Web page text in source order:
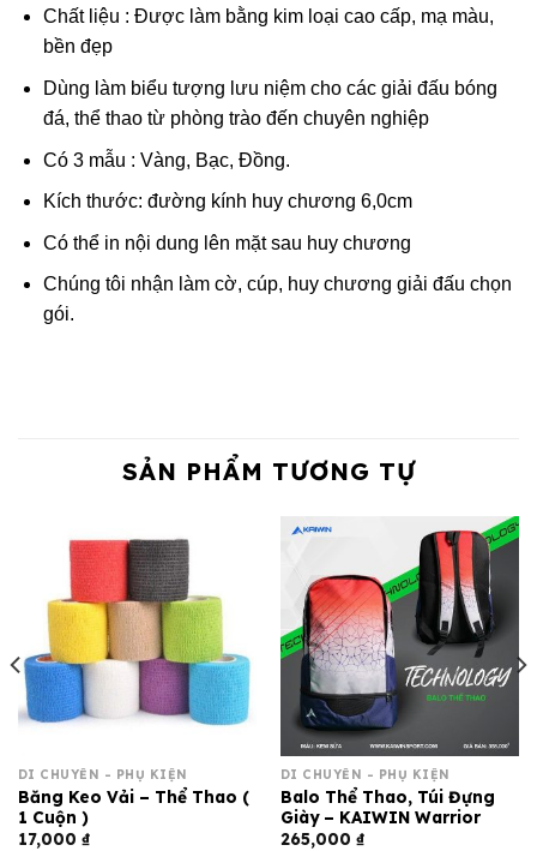
Chất liệu : Được làm bằng kim loại cao cấp, mạ màu,
bền đẹp
Dùng làm biểu tượng lưu niệm cho các giải đấu bóng
đá, thể thao từ phòng trào đến chuyên nghiệp
Có 3 mẫu : Vàng, Bạc, Đồng.
Kích thước: đường kính huy chương 6,0cm
Có thể in nội dung lên mặt sau huy chương
Chúng tôi nhận làm cờ, cúp, huy chương giải đấu chọn
gói.
SẢN PHẨM TƯƠNG TỰ
DI CHUYỂN - PHỤ KIỆN
Băng Keo Vải – Thể Thao (
1 Cuộn )
17,000 ₫
DI CHUYỂN - PHỤ KIỆN
Balo Thể Thao, Túi Đựng
Giày – KAIWIN Warrior
265,000 ₫